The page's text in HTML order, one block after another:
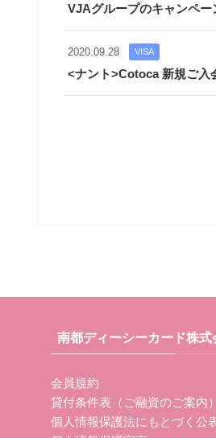
VJAグループのキャンペー
2020.09.28 VISA
<ナント>Cotoca 新規ご入
南都ディーシーカード株式
会員規約
貸付条件表（ご融資のご案内）
個人情報保護法にもとづく公